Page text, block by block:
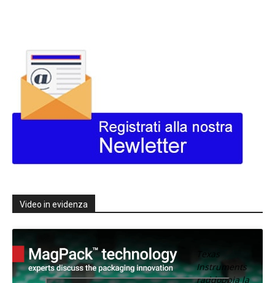
Video in evidenza
Texas
Instruments
raddoppia la